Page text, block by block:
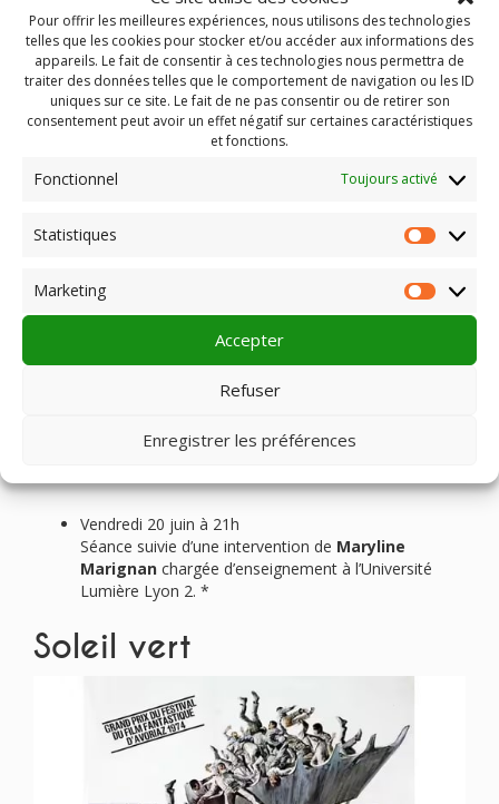
Pour offrir les meilleures expériences, nous utilisons des technologies
telles que les cookies pour stocker et/ou accéder aux informations des
appareils. Le fait de consentir à ces technologies nous permettra de
traiter des données telles que le comportement de navigation ou les ID
uniques sur ce site. Le fait de ne pas consentir ou de retirer son
consentement peut avoir un effet négatif sur certaines caractéristiques
et fonctions.
Fonctionnel Toujours activé
Statistiques
Marketing
Accepter
Refuser
Enregistrer les préférences
Mercredi 18 juin à 20h15
Séance suivie d’une intervention deMaryline
Marignanchargée d’enseignement à l’Université
Lumière Lyon 2 et membre du laboratoire
pluridisciplinaire Passages Arts et Littératures (XX-
sociale et culturelle du cinéma et de l’audiovisuel
Séance suivie d’une intervention de
Maryline
Marignan
chargée d’enseignement à l’Université
Ciné-Besse et Saint Anastaise
HAUTE-LOIRE
Vendredi 20 juin à 21h
Séance suivie d’une intervention de Maryline
Marignan chargée d’enseignement à l’Université
Lumière Lyon 2. *
Soleil vert